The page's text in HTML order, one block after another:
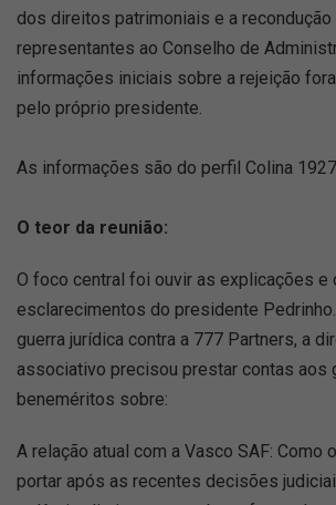
dos direitos patrimoniais e a recondução
representantes ao Conselho de
informações iniciais sobre a rejeição
pelo próprio presidente.
As informações são do perfil Colina
O teor da reunião:
O foco central foi ouvir as explicações e
esclarecimentos do presidente
guerra jurídica contra a 777 Partners, a
associativo precisou prestar contas aos
beneméritos sobre:
A relação atual com a Vasco SAF: Como
portar após as recentes decisões